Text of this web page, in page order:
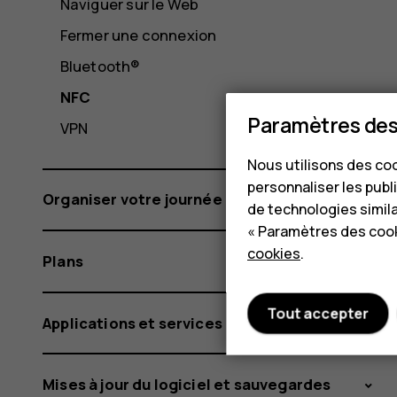
Fermer une connexion
Bluetooth®
NFC
VPN
Organiser votre journée
Plans
Applications et services
Mises à jour du logiciel et sauvegardes
Paramètres
Nous utilisons des
personnaliser les
de technologies
« Paramètres des
cookies.
Tout accepter